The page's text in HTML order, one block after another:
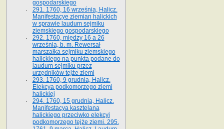
gospodarskiego
291. 1760, 16 września, Halicz.
Manifestacye ziemian halickich
w sprawie laudum sejmiku
ziemskiego gospodarskiego
292. 1760, między 16 a 26
września, b. m. Rewersał
marszałka sejmiku ziemskiego
halickiego na punkta podane do
laudum sejmiku przez
urzędników tejże ziemi
293. 1760, 9 grudnia, Halicz.
Elekcya podkomorzego ziemi
halickiej
294. 1760, 15 grudnia, Halicz.
Manifestacya kasztelana
halickiego przeciwko elekcyi
podkomorzego tejże ziemi. 295.